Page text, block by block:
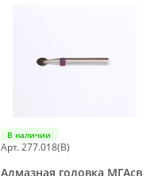
В наличии
Арт. 277.018(B)
Алмазная головка МГАсв